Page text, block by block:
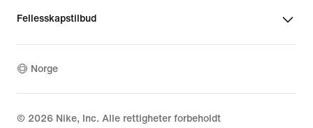
Fellesskapstilbud
Norge
© 2026 Nike, Inc. Alle rettigheter forbeholdt